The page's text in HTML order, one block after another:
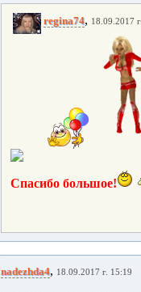
regina74, 18.09.2017
Спасибо большое!
nadezhda4, 18.09.2017 г. 15:19